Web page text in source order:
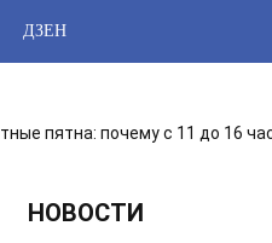
ДЗЕН
пятна: почему с 11 до 16
НОВОСТИ